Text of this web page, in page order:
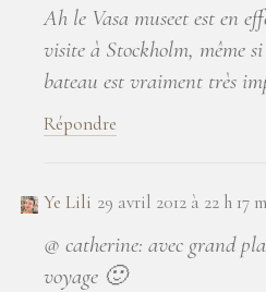
Ah le Vasa museet est en
visite à Stockholm, même
bateau est vraiment très
Répondre
Ye Lili 29 avril 2012 à 22 h 17
@ catherine: avec grand
voyage 🙂